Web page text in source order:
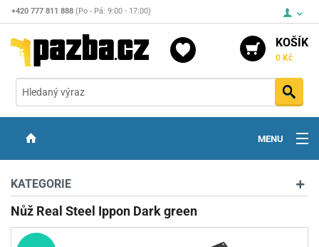
+420 777 811 888 (Po - Pá: 9:00 - 17:00)
KOŠÍK
0 Kč
MENU
OPTIKA
STŘELIVO
KATEGORIE
Nůž Real Steel Ippon Dark green